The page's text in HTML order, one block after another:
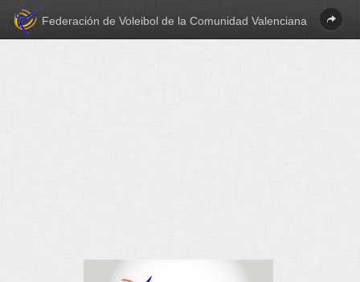
Federación de Voleibol de la Comunidad Valenciana
La página se ha generado en 0.01 segundos.